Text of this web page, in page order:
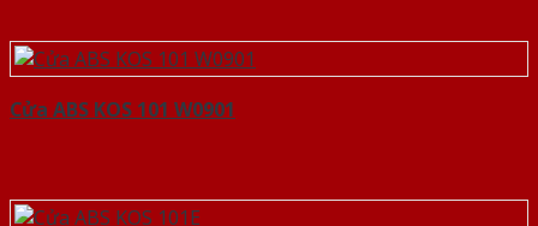
Cửa ABS KOS 101 W0901